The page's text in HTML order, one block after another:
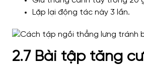
Lặp lại động tác này 3 lần.
2.7 Bài tập tăng